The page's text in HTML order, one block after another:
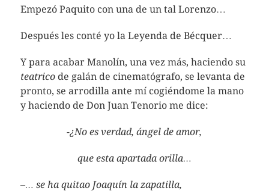
Empezó Paquito con una de un tal Lorenzo…
Después les conté yo la Leyenda de Bécquer…
Y para acabar Manolín, una vez más, haciendo su
teatricode galán de cinematógrafo, se levanta de
pronto, se arrodilla ante mí cogiéndome la mano
y haciendo de Don Juan Tenorio me dice:
-¿No es verdad, ángel de amor,
que esta apartada orilla…
–… se ha quitao Joaquín la zapatilla,